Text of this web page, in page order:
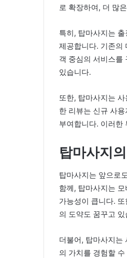
로 확장하여, 더 많
특히, 탑마사지는
제공합니다. 기존의
객 중심의 서비스를
있습니다.
또한, 탑마사지는
한 리뷰는 신규 사
부여합니다. 이러한
탑마사지
탑마사지는 앞으로
함께, 탑마사지는
가능성이 큽니다.
의 도약도 꿈꾸고 있
더불어, 탑마사지는
의 가치를 경험할